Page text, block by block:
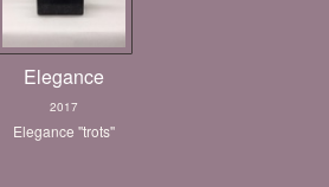
Elegance
2017
Elegance ''trots''